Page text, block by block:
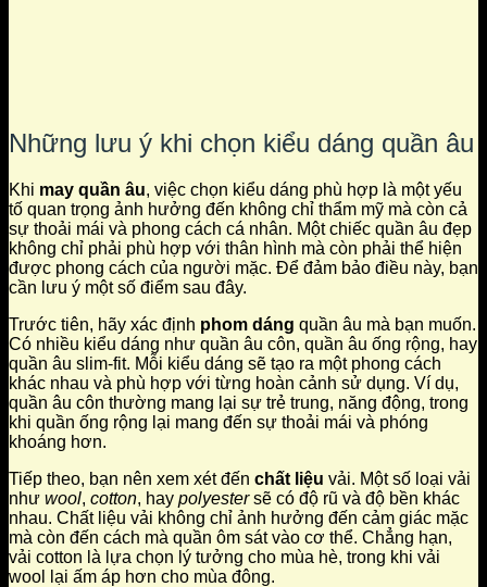
Những lưu ý khi chọn kiểu dáng quần âu
Khi may quần âu, việc chọn kiểu dáng phù hợp là một yếu
tố quan trọng ảnh hưởng đến không chỉ thẩm mỹ mà còn cả
sự thoải mái và phong cách cá nhân. Một chiếc quần âu đẹp
không chỉ phải phù hợp với thân hình mà còn phải thể hiện
được phong cách của người mặc. Để đảm bảo điều này, bạn
cần lưu ý một số điểm sau đây.
Trước tiên, hãy xác định phom dáng quần âu mà bạn muốn.
Có nhiều kiểu dáng như quần âu côn, quần âu ống rộng, hay
quần âu slim-fit. Mỗi kiểu dáng sẽ tạo ra một phong cách
khác nhau và phù hợp với từng hoàn cảnh sử dụng. Ví dụ,
quần âu côn thường mang lại sự trẻ trung, năng động, trong
khi quần ống rộng lại mang đến sự thoải mái và phóng
khoáng hơn.
Tiếp theo, bạn nên xem xét đến chất liệu vải. Một số loại vải
như wool, cotton, hay polyestersẽ có độ rũ và độ bền khác
nhau. Chất liệu vải không chỉ ảnh hưởng đến cảm giác mặc
mà còn đến cách mà quần ôm sát vào cơ thể. Chẳng hạn,
vải cotton là lựa chọn lý tưởng cho mùa hè, trong khi vải
wool lại ấm áp hơn cho mùa đông.